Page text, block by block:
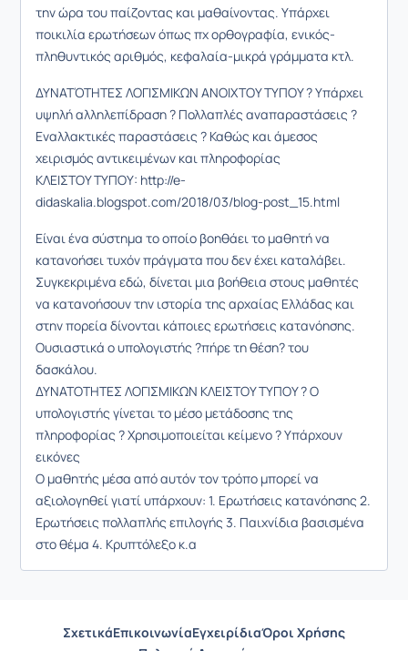
την ώρα του παίζοντας και μαθαίνοντας. Υπάρχει
ποικιλία ερωτήσεων όπως πχ ορθογραφία, ενικός-
πληθυντικός αριθμός, κεφαλαία-μικρά γράμματα κτλ.
ΔΥΝΑΤΌΤΗΤΕΣ ΛΟΓΙΣΜΙΚΩΝ ΑΝΟΙΧΤΟΥ ΤΥΠΟΥ ? Υπάρχει
υψηλή αλληλεπίδραση ? Πολλαπλές αναπαραστάσεις ?
Εναλλακτικές παραστάσεις ? Καθώς και άμεσος
χειρισμός αντικειμένων και πληροφορίας
ΚΛΕΙΣΤΟΥ ΤΥΠΟΥ: http://e-
didaskalia.blogspot.com/2018/03/blog-post_15.html
Είναι ένα σύστημα το οποίο βοηθάει το μαθητή να
κατανοήσει τυχόν πράγματα που δεν έχει καταλάβει.
Συγκεκριμένα εδώ, δίνεται μια βοήθεια στους μαθητές
να κατανοήσουν την ιστορία της αρχαίας Ελλάδας και
στην πορεία δίνονται κάποιες ερωτήσεις κατανόησης.
Ουσιαστικά ο υπολογιστής ?πήρε τη θέση? του
δασκάλου.
ΔΥΝΑΤΟΤΗΤΕΣ ΛΟΓΙΣΜΙΚΩΝ ΚΛΕΙΣΤΟΥ ΤΥΠΟΥ ? Ο
υπολογιστής γίνεται το μέσο μετάδοσης της
πληροφορίας ? Χρησιμοποιείται κείμενο ? Υπάρχουν
εικόνες
Ο μαθητής μέσα από αυτόν τον τρόπο μπορεί να
αξιολογηθεί γιατί υπάρχουν: 1. Ερωτήσεις κατανόησης 2.
Ερωτήσεις πολλαπλής επιλογής 3. Παιχνίδια βασισμένα
στο θέμα 4. Κρυπτόλεξο κ.α
ΣχετικάΕπικοινωνίαΕγχειρίδιαΌροι Χρήσης